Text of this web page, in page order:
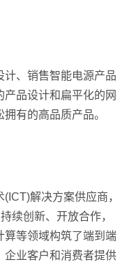
计、销售智能电源产品
品设计和扁平化的网
有的高品质产品。
解决方案供应商，
续创新、开放合作，
算等领域构筑了端到端
企业客户和消费者提供